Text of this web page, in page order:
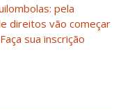
pela
direitos vão começar
sua inscrição